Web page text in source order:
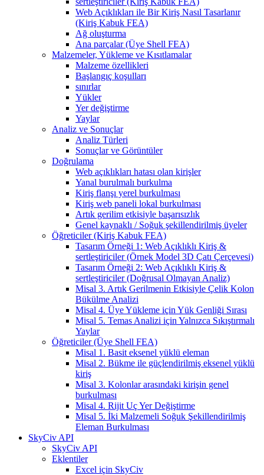
Web Açıklıkları ile Bir Kiriş Nasıl Tasarlanır
(Kiriş Kabuk FEA)
Ağ oluşturma
Ana parçalar (Üye Shell FEA)
Malzemeler, Yükleme ve Kısıtlamalar
Malzeme özellikleri
Başlangıç ​​koşulları
sınırlar
Yükler
Yer değiştirme
Yaylar
Analiz ve Sonuçlar
Analiz Türleri
Sonuçlar ve Görüntüler
Doğrulama
Web açıklıkları hatası olan kirişler
Yanal burulmalı burkulma
Kiriş flanşı yerel burkulması
Kiriş web paneli lokal burkulması
Artık gerilim etkisiyle başarısızlık
Genel kaynaklı / Soğuk şekillendirilmiş üyeler
Öğreticiler (Kiriş Kabuk FEA)
Tasarım Örneği 1: Web Açıklıklı Kiriş &
sertleştiriciler (Örnek Model 3D Çatı Çerçevesi)
Tasarım Örneği 2: Web Açıklıklı Kiriş &
sertleştiriciler (Doğrusal Olmayan Analiz)
Misal 3. Artık Gerilmenin Etkisiyle Çelik Kolon
Bükülme Analizi
Misal 4. Üye Yükleme için Yük Genliği Sırası
Misal 5. Temas Analizi için Yalnızca Sıkıştırmalı
Yaylar
Öğreticiler (Üye Shell FEA)
Misal 1. Basit eksenel yüklü eleman
Misal 2. Bükme ile güçlendirilmiş eksenel yüklü
kiriş
Misal 3. Kolonlar arasındaki kirişin genel
burkulması
Misal 4. Rijit Uç Yer Değiştirme
Misal 5. İki Malzemeli Soğuk Şekillendirilmiş
Eleman Burkulması
SkyCiv API
SkyCiv API
Eklentiler
Excel için SkyCiv